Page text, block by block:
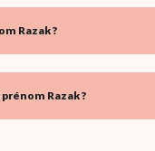
Razak ?
Razak ?